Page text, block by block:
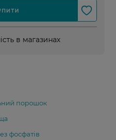
в магазинах
порошок
фосфатів